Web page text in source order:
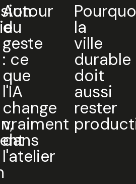
Autour
du
geste
: ce
que
l'IA
change
vraiment
dans
l'atelier
la
ville
durable
doit
aussi
rester